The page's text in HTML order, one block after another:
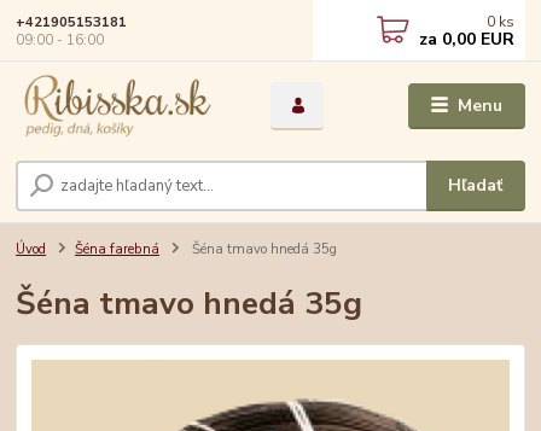
Menu
Hľadať
+421905153181
09:00 - 16:00
0 ks
za 0,00 EUR
Úvod Šéna farebná Šéna tmavo hnedá 35g
Šéna tmavo hnedá 35g